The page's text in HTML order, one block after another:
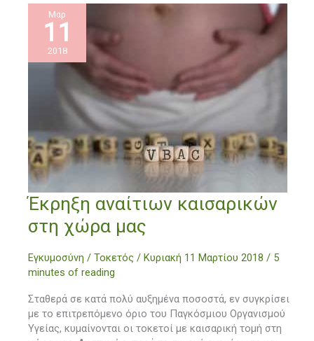
Μαρ
11
2018
Έκρηξη αναίτιων καισαρικών
στη χώρα μας
Εγκυμοσύνη / Τοκετός / Κυριακή 11 Μαρτίου 2018 / 5
minutes of reading
Σταθερά σε κατά πολύ αυξημένα ποσοστά, εν συγκρίσει
με το επιτρεπόμενο όριο του Παγκόσμιου Οργανισμού
Υγείας, κυμαίνονται οι τοκετοί με καισαρική τομή στη
Έκρηξη
αναίτιων
καισαρικών
χώρα
μας